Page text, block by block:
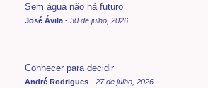
Sem água não há futuro
José Ávila - 30 de julho, 2026
Conhecer para decidir
André Rodrigues - 27 de julho, 2026